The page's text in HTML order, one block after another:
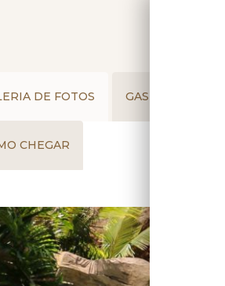
DE FOTOS GASTRONOMIA
CHEGAR